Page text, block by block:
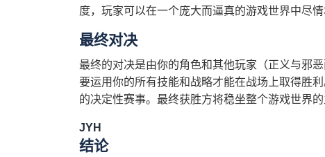
度，玩家可以在一个庞大而逼真的游戏世界中尽情
最终对决
最终的对决是由你的角色和其他玩家（正义与邪
要运用你的所有技能和战略才能在战场上取得胜
的决定性赛事。最终获胜方将稳坐整个游戏世界的
JYH
结论